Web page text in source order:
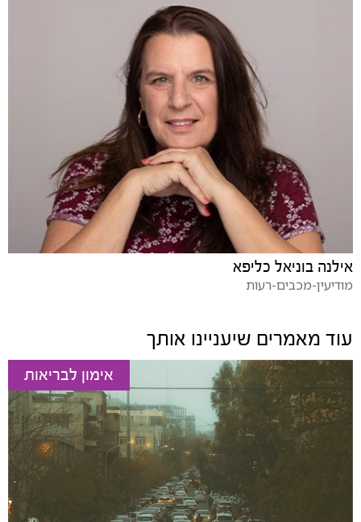
אילנה בוניאל כליפא
מודיעין-מכבים-רעות
עוד מאמרים שיעניינו אותך
אימון לבריאות